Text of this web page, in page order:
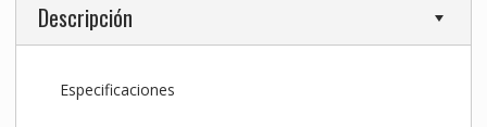
Descripción
Especificaciones